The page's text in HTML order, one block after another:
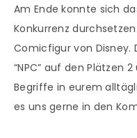
Am Ende konnte sich
Konkurrenz
Comicfigur von Disney.
“NPC” auf den Plätzen
Begriffe in eurem
es uns gerne in den